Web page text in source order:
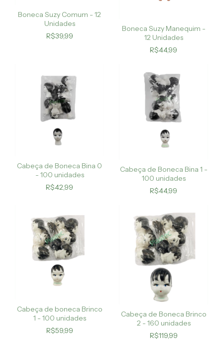
Boneca Suzy Comum - 12
Unidades
R$39,99
Boneca Suzy Manequim -
12 Unidades
R$44,99
Cabeça de Boneca Bina 0
- 100 unidades
R$42,99
Cabeça de Boneca Bina 1 -
100 unidades
R$44,99
Cabeça de boneca Brinco
1 - 100 unidades
R$59,99
Cabeça de Boneca Brinco
2 - 160 unidades
R$119,99